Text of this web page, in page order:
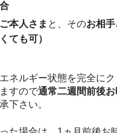
ご本人さま と、そのお相手
ても可）
ネルギー状態を完全に
すので通常二週間前後
下さい。